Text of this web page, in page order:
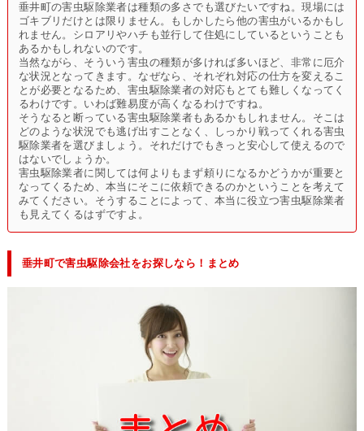
垂井町の害虫駆除業者は種類の多さでも選びたいですね。現場には
ゴキブリだけとは限りません。もしかしたら他の害虫がいるかもし
れません。シロアリやハチも並行して住処にしているということも
あるかもしれないのです。
当然ながら、そういう害虫の種類が多ければ多いほど、非常に厄介
な状況となってきます。なぜなら、それぞれ対応の仕方を変えるこ
とが必要となるため、害虫駆除業者の対応もとても難しくなってく
るわけです。いわば難易度が高くなるわけですね。
そうなると断っている害虫駆除業者もあるかもしれません。そこは
どのような状況でも逃げ出すことなく、しっかり戦ってくれる害虫
駆除業者を選びましょう。それだけでもきっと安心して使えるので
はないでしょうか。
害虫駆除業者に関しては何よりもまず頼りになるかどうかが重要と
なってくるため、本当にそこに依頼できるのかということを考えて
みてください。そうすることによって、本当に役立つ害虫駆除業者
も見えてくるはずですよ。
垂井町で害虫駆除会社をお探しなら！まとめ